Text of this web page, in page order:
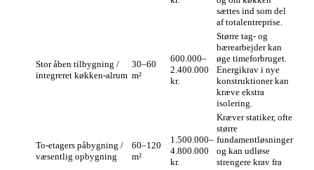
sættes ind som del
af totalentreprise.
Stor åben tilbygning /
integreret køkken‑alrum
30–60
m²
600.000–
2.400.000
kr.
Større tag- og
bærearbejder kan
øge timeforbruget.
Energikrav i nye
konstruktioner kan
kræve ekstra
isolering.
To‑etagers påbygning /
væsentlig opbygning
60–120
m²
1.500.000–
4.800.000
kr.
Kræver statiker, ofte
større
fundamentløsninger
og kan udløse
strengere krav fra